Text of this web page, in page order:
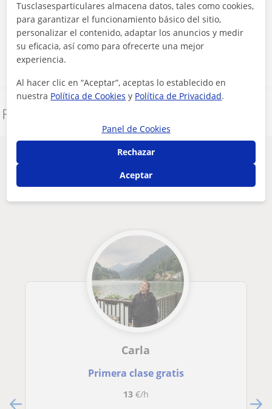
Al hacer clic, aceptas nuestroaviso legaly deprivacidad
Contactar ahora
Otros profesores de Matemáticas en
Santiago de Compostela que pueden
interesarte
Carla
Primera clase gratis
13€/h
Tusclasesparticulares almacena datos, tales como cookies,
para garantizar el funcionamiento básico del sitio,
personalizar el contenido, adaptar los anuncios y medir
su eficacia, así como para ofrecerte una mejor
experiencia.
Al hacer clic en “Aceptar”, aceptas lo establecido en
nuestra Política de Cookies y Política de Privacidad.
Panel de Cookies
Rechazar
Aceptar